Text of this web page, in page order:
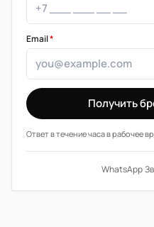
Email*
Получить
Ответ в течение часа в рабочее
WhatsApp·